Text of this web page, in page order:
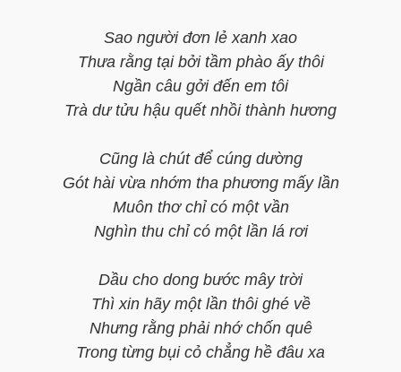
Sao người đơn lẻ xanh xao
Thưa rằng tại bởi tầm phào ấy thôi
Ngần câu gởi đến em tôi
Trà dư tửu hậu quết nhồi thành hương
Cũng là chút để cúng dường
Gót hài vừa nhớm tha phương mấy lần
Muôn thơ chỉ có một vần
Nghìn thu chỉ có một lần lá rơi
Dầu cho dong bước mây trời
Thì xin hãy một lần thôi ghé về
Nhưng rằng phải nhớ chốn quê
Trong từng bụi cỏ chẳng hề đâu xa